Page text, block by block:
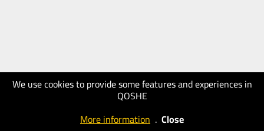
We use cookies to provide some features and experiences in
QOSHE
More information . Close